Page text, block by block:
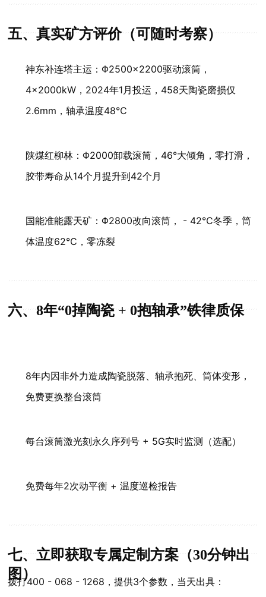
五、真实矿方评价（可随时考察）
神东补连塔主运：Φ2500×2200驱动滚筒，
4×2000kW，2024年1月投运，458天陶瓷磨损仅
2.6mm，轴承温度48℃
陕煤红柳林：Φ2000卸载滚筒，46°大倾角，零打滑，
胶带寿命从14个月提升到42个月
国能准能露天矿：Φ2800改向滚筒， - 42℃冬季，筒
体温度62℃，零冻裂
六、8年“0掉陶瓷 + 0抱轴承”铁律质保
8年内因非外力造成陶瓷脱落、轴承抱死、筒体变形，
免费更换整台滚筒
每台滚筒激光刻永久序列号 + 5G实时监测（选配）
免费每年2次动平衡 + 温度巡检报告
七、立即获取专属定制方案（30分钟出
图）
拨打400 - 068 - 1268，提供3个参数，当天出具：